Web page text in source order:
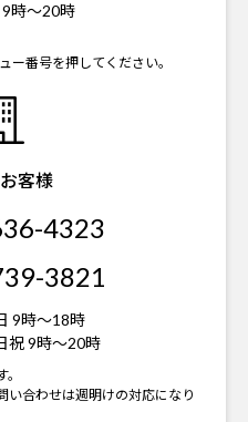
9時～20時
ー番号を押してください。
客様
4323
3821
9時～18時
祝 9時～20時
合わせは週明けの対応になり